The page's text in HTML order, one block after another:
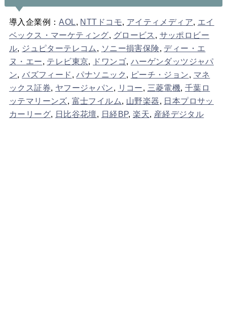
導入企業例：AOL, NTTドコモ, アイティメディア, エイ
ベックス・マーケティング, グロービス , サッポロビー
ル, ジュピターテレコム , ソニー損害保険, ディー・エ
ヌ・エー, テレビ東京, ドワンゴ, ハーゲンダッツジャパ
ン,バズフィード ,パナソニック , ピーチ・ジョン, マネ
ックス証券, ヤフージャパン, リコー, 三菱電機,千葉ロ
ッテマリーンズ, 富士フイルム, 山野楽器, 日本プロサッ
カーリーグ, 日比谷花壇, 日経BP,楽天, 産経デジタル